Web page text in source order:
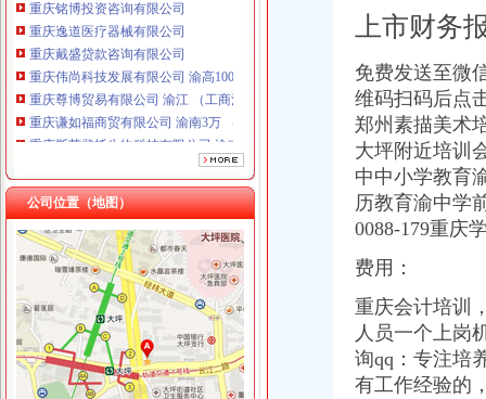
重庆逸道医疗器械有限公司
重庆戴盛贷款咨询有限公司
重庆伟尚科技发展有限公司 渝高100万 （工商注册）
重庆尊博贸易有限公司 渝江 （工商注册）
重庆谦如福商贸有限公司 渝南3万 （公司转让）
重庆斯苔登托生物科技有限公司 渝南10万 （工商注册）
上海蓝天房屋装饰工程有限公司重庆分公司 渝北 （工商注册）
重庆华康假肢矫形有限公司 渝中120万 （增资）
上海兆妩贸易有限公司重庆龙湖·北城天街分公司 （工商注册）
公司位置（地图）
大坪财务公司
【大坪会计实操学习随到随学公司真账实操培训】-渝中大坪职业培训
重庆大坪有哪些会计培训机构-报名在线
重庆大坪哪个会计培训班好-报名在线
上市财务
免费发送至微
维码扫码后点
郑州素描美术
大坪附近培训
中中小学教育
历教育渝中学
0088-179重庆
费用：
重庆会计培训
人员一个上岗
询qq：专注培
有工作经验的